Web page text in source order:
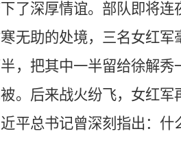
了深厚情谊。部队即将
无助的处境，三名女红
，把其中一半留给徐解
。后来战火纷飞，女红
平总书记曾深刻指出：